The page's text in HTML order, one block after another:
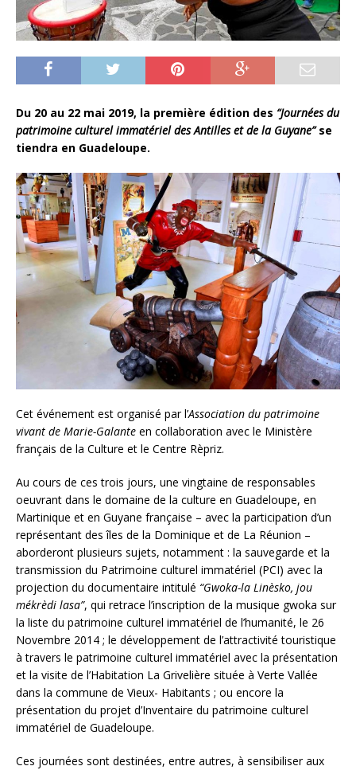
Du 20 au 22 mai 2019, la première édition des “Journées du
patrimoine culturel immatériel des Antilles et de la Guyane”se
tiendra en Guadeloupe.
Cet événement est organisé par l’Association du patrimoine
vivant de Marie-Galante en collaboration avec le Ministère
français de la Culture et le Centre Rèpriz.
Au cours de ces trois jours, une vingtaine de responsables
oeuvrant dans le domaine de la culture en Guadeloupe, en
Martinique et en Guyane française – avec la participation d’un
représentant des îles de la Dominique et de La Réunion –
aborderont plusieurs sujets, notamment : la sauvegarde et la
transmission du Patrimoine culturel immatériel (PCI) avec la
projection du documentaire intitulé “Gwoka-la Linèsko, jou
mékrèdi lasa”, qui retrace l’inscription de la musique gwoka sur
la liste du patrimoine culturel immatériel de l’humanité, le 26
Novembre 2014 ; le développement de l’attractivité touristique
à travers le patrimoine culturel immatériel avec la présentation
et la visite de l’Habitation La Grivelière située à Verte Vallée
dans la commune de Vieux- Habitants ; ou encore la
présentation du projet d’Inventaire du patrimoine culturel
immatériel de Guadeloupe.
Ces journées sont destinées, entre autres, à sensibiliser aux